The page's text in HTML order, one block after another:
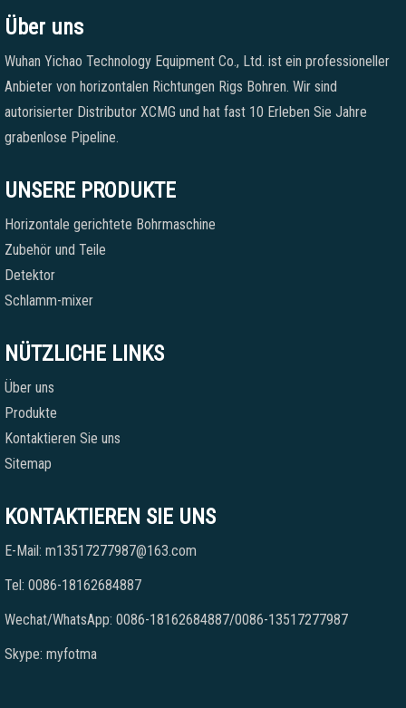
Über uns
Wuhan Yichao Technology Equipment Co., Ltd. ist ein professioneller
Anbieter von horizontalen Richtungen Rigs Bohren. Wir sind
autorisierter Distributor XCMG und hat fast 10 Erleben Sie Jahre
grabenlose Pipeline.
UNSERE PRODUKTE
Horizontale gerichtete Bohrmaschine
Zubehör und Teile
Detektor
Schlamm-mixer
NÜTZLICHE LINKS
Über uns
Produkte
Kontaktieren Sie uns
Sitemap
KONTAKTIEREN SIE UNS
E-Mail: m13517277987@163.com
Tel: 0086-18162684887
Wechat/WhatsApp: 0086-18162684887/0086-13517277987
Skype: myfotma